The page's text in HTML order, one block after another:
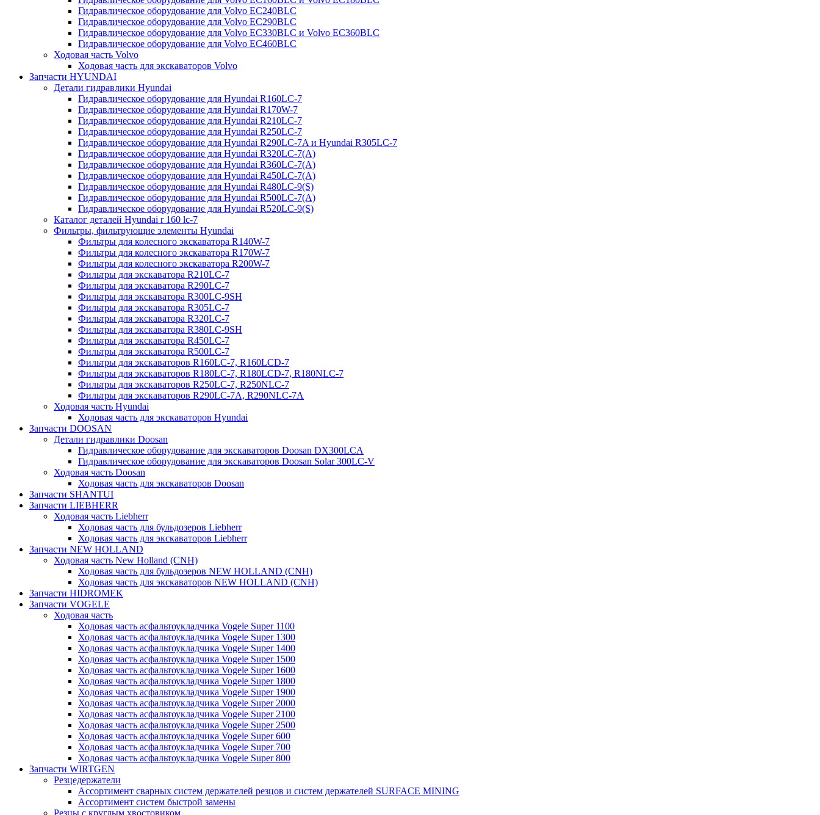
Гидравлическое оборудование для Volvo EC240BLC
Гидравлическое оборудование для Volvo EC290BLC
Гидравлическое оборудование для Volvo EC330BLC и Volvo EC360BLC
Гидравлическое оборудование для Volvo EC460BLC
Ходовая часть Volvo
Ходовая часть для экскаваторов Volvo
Запчасти HYUNDAI
Детали гидравлики Hyundai
Гидравлическое оборудование для Hyundai R160LC-7
Гидравлическое оборудование для Hyundai R170W-7
Гидравлическое оборудование для Hyundai R210LC-7
Гидравлическое оборудование для Hyundai R250LC-7
Гидравлическое оборудование для Hyundai R290LC-7A и Hyundai R305LC-7
Гидравлическое оборудование для Hyundai R320LC-7(A)
Гидравлическое оборудование для Hyundai R360LC-7(A)
Гидравлическое оборудование для Hyundai R450LC-7(A)
Гидравлическое оборудование для Hyundai R480LC-9(S)
Гидравлическое оборудование для Hyundai R500LC-7(A)
Гидравлическое оборудование для Hyundai R520LC-9(S)
Каталог деталей Hyundai r 160 lc-7
Фильтры, фильтрующие элементы Hyundai
Фильтры для колесного экскаватора R140W-7
Фильтры для колесного экскаватора R170W-7
Фильтры для колесного экскаватора R200W-7
Фильтры для экскаватора R210LC-7
Фильтры для экскаватора R290LC-7
Фильтры для экскаватора R300LC-9SH
Фильтры для экскаватора R305LC-7
Фильтры для экскаватора R320LC-7
Фильтры для экскаватора R380LC-9SH
Фильтры для экскаватора R450LC-7
Фильтры для экскаватора R500LC-7
Фильтры для экскаваторов R160LC-7, R160LCD-7
Фильтры для экскаваторов R180LC-7, R180LCD-7, R180NLC-7
Фильтры для экскаваторов R250LC-7, R250NLC-7
Фильтры для экскаваторов R290LC-7A, R290NLC-7A
Ходовая часть Hyundai
Ходовая часть для экскаваторов Hyundai
Запчасти DOOSAN
Детали гидравлики Doosan
Гидравлическое оборудование для экскаваторов Doosan DX300LCA
Гидравлическое оборудование для экскаваторов Doosan Solar 300LC-V
Ходовая часть Doosan
Ходовая часть для экскаваторов Doosan
Запчасти SHANTUI
Запчасти LIEBHERR
Ходовая часть Liebherr
Ходовая часть для бульдозеров Liebherr
Ходовая часть для экскаваторов Liebherr
Запчасти NEW HOLLAND
Ходовая часть New Holland (CNH)
Ходовая часть для бульдозеров NEW HOLLAND (CNH)
Ходовая часть для экскаваторов NEW HOLLAND (CNH)
Запчасти HIDROMEK
Запчасти VOGELE
Ходовая часть
Ходовая часть асфальтоукладчика Vogele Super 1100
Ходовая часть асфальтоукладчика Vogele Super 1300
Ходовая часть асфальтоукладчика Vogele Super 1400
Ходовая часть асфальтоукладчика Vogele Super 1500
Ходовая часть асфальтоукладчика Vogele Super 1600
Ходовая часть асфальтоукладчика Vogele Super 1800
Ходовая часть асфальтоукладчика Vogele Super 1900
Ходовая часть асфальтоукладчика Vogele Super 2000
Ходовая часть асфальтоукладчика Vogele Super 2100
Ходовая часть асфальтоукладчика Vogele Super 2500
Ходовая часть асфальтоукладчика Vogele Super 600
Ходовая часть асфальтоукладчика Vogele Super 700
Ходовая часть асфальтоукладчика Vogele Super 800
Запчасти WIRTGEN
Резцедержатели
Ассортимент сварных систем держателей резцов и систем держателей SURFACE MINING
Ассортимент систем быстрой замены
Резцы с круглым хвостовиком